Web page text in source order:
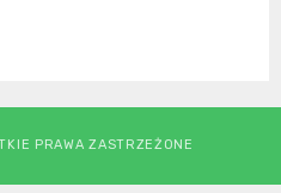
PRAWA ZASTRZEŻONE